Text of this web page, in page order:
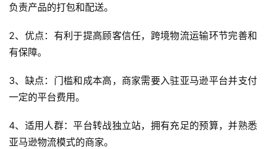
负责产品的打包和配送。
2、优点：有利于提高顾客信任，跨境物流运输环节完善和
有保障。
3、缺点：门槛和成本高，商家需要入驻亚马逊平台并支付
一定的平台费用。
4、适用人群：平台转战独立站，拥有充足的预算，并熟悉
亚马逊物流模式的商家。